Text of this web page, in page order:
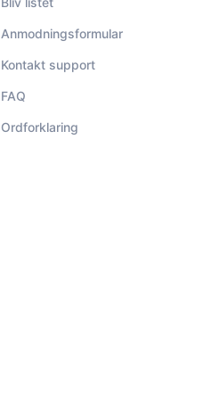
Anmodningsformular
Kontakt support
FAQ
Ordforklaring